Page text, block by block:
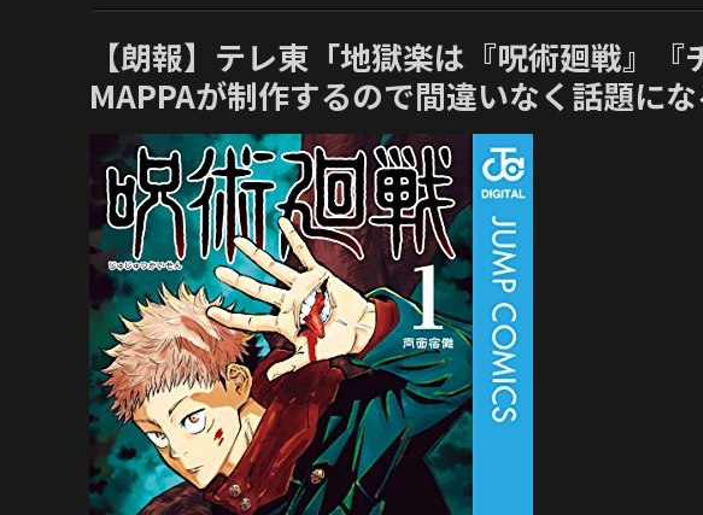
【朗報】テレ東「地獄楽は『呪術廻戦』
MAPPAが制作するので間違いなく話題にな